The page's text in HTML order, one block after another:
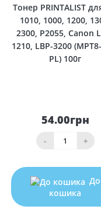
Тонер PRINTALIST
1010, 1000, 1200,
2300, P2055, Canon
1210, LBP-3200
PL) 100г
54.00грн
- +
До
кошика